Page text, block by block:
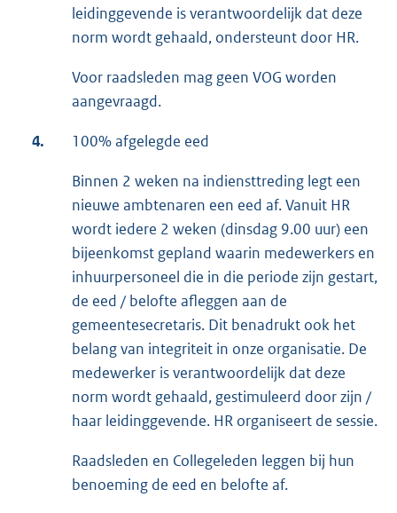
leidinggevende is verantwoordelijk dat deze
norm wordt gehaald, ondersteunt door HR.
Voor raadsleden mag geen VOG worden
aangevraagd.
4. 100% afgelegde eed
Binnen 2 weken na indiensttreding legt een
nieuwe ambtenaren een eed af. Vanuit HR
wordt iedere 2 weken (dinsdag 9.00 uur) een
bijeenkomst gepland waarin medewerkers en
inhuurpersoneel die in die periode zijn gestart,
de eed / belofte afleggen aan de
gemeentesecretaris. Dit benadrukt ook het
belang van integriteit in onze organisatie. De
medewerker is verantwoordelijk dat deze
norm wordt gehaald, gestimuleerd door zijn /
haar leidinggevende. HR organiseert de sessie.
Raadsleden en Collegeleden leggen bij hun
benoeming de eed en belofte af.